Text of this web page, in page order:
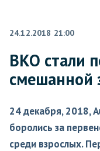
24.12.2018 21:00
ВКО стали
смешанной
24 декабря, 2018,
боролись за
среди взрослых.